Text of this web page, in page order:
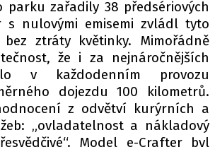
parku zařadily 38 předsériových
s nulovými emisemi zvládl tyto
ztráty květinky. Mimořádně
že i za nejnáročnějších
v každodenním provozu
dojezdu 100 kilometrů.
z odvětví kurýrních a
„ovladatelnost a nákladový
Model e-Crafter byl